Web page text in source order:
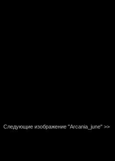
Следующие изображение "Arcania_june" >>